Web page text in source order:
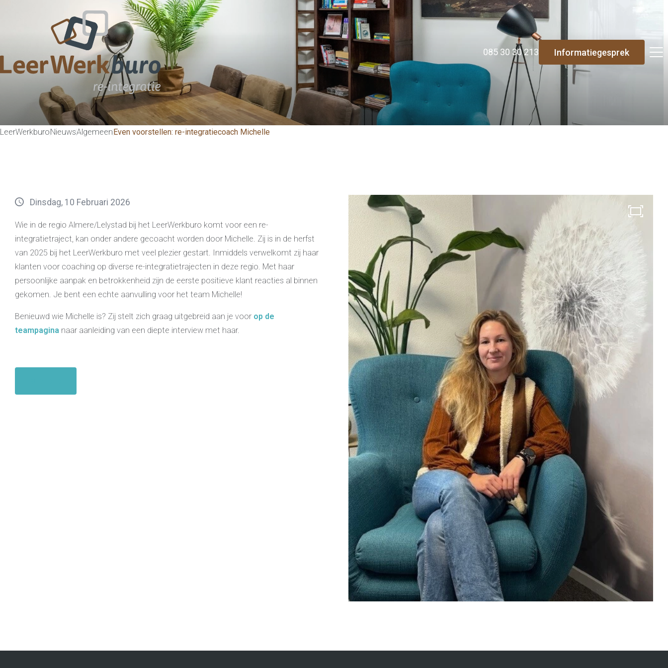
085 30 30 213 Informatiegesprek
Brochure
Vacatures
Laatste nieuws
Re-integratie
Modulaire dienstverlening
WerkFit maken re-integratie
WerkFit in combinatie met Budgetcoaching
NaarWerk re-integratie
WerkBehoud
Starten als zelfstandige
Jobcenter & jobhunting
Loopbaancoaching
Ons testcentrum
Uitkeringsinstantie
Aanvraag brochure 2026
Aanvraag hand-out LeerWerkburo
Werkgevers
Budgetcoaching on the job
Outplacement
2e Spoortraject
Mediation bij conflictsituaties
Maatschappelijk Verantwoord Ondernemen
Ons testcentrum
LeerWerkburo
Team
Locaties
Vacatures
Nieuws
Contact
Klanten aan het woord
Klanten aan het woord
Werkgever aan het woord
LeerWerkburoNieuwsAlgemeenEven voorstellen: re-integratiecoach Michelle
Dinsdag, 10 Februari 2026
Wie in de regio Almere/Lelystad bij het LeerWerkburo komt voor een re-
integratietraject, kan onder andere gecoacht worden door Michelle. Zij is in de herfst
van 2025 bij het LeerWerkburo met veel plezier gestart. Inmiddels verwelkomt zij haar
klanten voor coaching op diverse re-integratietrajecten in deze regio. Met haar
persoonlijke aanpak en betrokkenheid zijn de eerste positieve klant reacties al binnen
gekomen. Je bent een echte aanvulling voor het team Michelle!
Benieuwd wie Michelle is? Zij stelt zich graag uitgebreid aan je voor op de
teampagina naar aanleiding van een diepte interview met haar.